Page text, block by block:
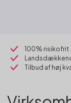
100% risikofrit
Tilbud af høj